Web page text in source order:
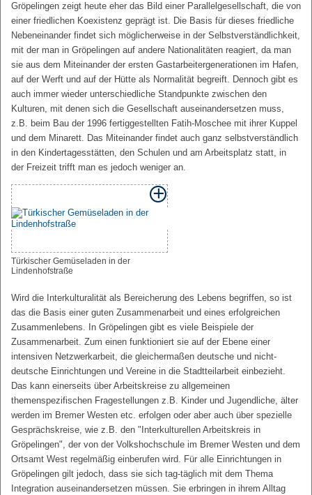
Gröpelingen zeigt heute eher das Bild einer Parallelgesellschaft, die von
einer friedlichen Koexistenz geprägt ist. Die Basis für dieses friedliche
Nebeneinander findet sich möglicherweise in der Selbstverständlichkeit,
mit der man in Gröpelingen auf andere Nationalitäten reagiert, da man
sie aus dem Miteinander der ersten Gastarbeitergenerationen im Hafen,
auf der Werft und auf der Hütte als Normalität begreift. Dennoch gibt es
auch immer wieder unterschiedliche Standpunkte zwischen den
Kulturen, mit denen sich die Gesellschaft auseinandersetzen muss,
z.B. beim Bau der 1996 fertiggestellten Fatih-Moschee mit ihrer Kuppel
und dem Minarett. Das Miteinander findet auch ganz selbstverständlich
in den Kindertagesstätten, den Schulen und am Arbeitsplatz statt, in
der Freizeit trifft man es jedoch weniger an.
Türkischer Gemüseladen in der
Lindenhofstraße
Wird die Interkulturalität als Bereicherung des Lebens begriffen, so ist
das die Basis einer guten Zusammenarbeit und eines erfolgreichen
Zusammenlebens. In Gröpelingen gibt es viele Beispiele der
Zusammenarbeit. Zum einen funktioniert sie auf der Ebene einer
intensiven Netzwerkarbeit, die gleichermaßen deutsche und nicht-
deutsche Einrichtungen und Vereine in die Stadtteilarbeit einbezieht.
Das kann einerseits über Arbeitskreise zu allgemeinen
themenspezifischen Fragestellungen z.B. Kinder und Jugendliche, älter
werden im Bremer Westen etc. erfolgen oder aber auch über spezielle
Gesprächskreise, wie z.B. den "Interkulturellen Arbeitskreis in
Gröpelingen", der von der Volkshochschule im Bremer Westen und dem
Ortsamt West regelmäßig einberufen wird. Für alle Einrichtungen in
Gröpelingen gilt jedoch, dass sie sich tag-täglich mit dem Thema
Integration auseinandersetzen müssen. Sie erbringen in ihrem Alltag